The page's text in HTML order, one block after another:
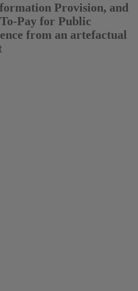
Provision, and
Pay for Public
from an artefactual